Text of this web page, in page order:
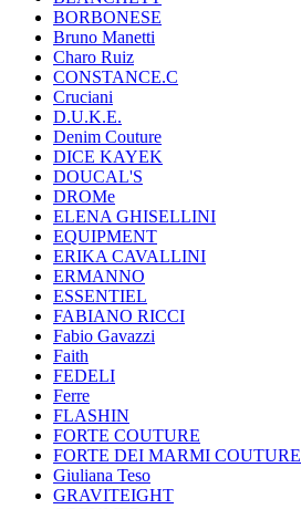
BORBONESE
Bruno Manetti
Charo Ruiz
CONSTANCE.C
Cruciani
D.U.K.E.
Denim Couture
DICE KAYEK
DOUCAL'S
DROMe
ELENA GHISELLINI
EQUIPMENT
ERIKA CAVALLINI
ERMANNO
ESSENTIEL
FABIANO RICCI
Fabio Gavazzi
Faith
FEDELI
Ferre
FLASHIN
FORTE COUTURE
FORTE DEI MARMI COUTURE
Giuliana Teso
GRAVITEIGHT